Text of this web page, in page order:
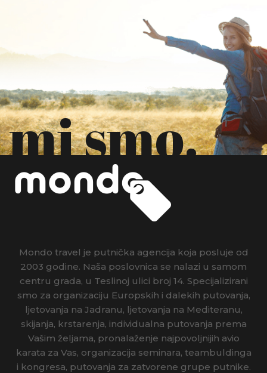
mi smo.
Mondo travel je putnička agencija koja posluje od
2003 godine. Naša poslovnica se nalazi u samom
centru grada, u Teslinoj ulici broj 14. Specijalizirani
smo za organizaciju Europskih i dalekih putovanja,
ljetovanja na Jadranu, ljetovanja na Mediteranu,
skijanja, krstarenja, individualna putovanja prema
Vašim željama, pronalaženje najpovoljnijih avio
karata za Vas, organizacija seminara, teambuldinga
i kongresa, putovanja za zatvorene grupe putnike.